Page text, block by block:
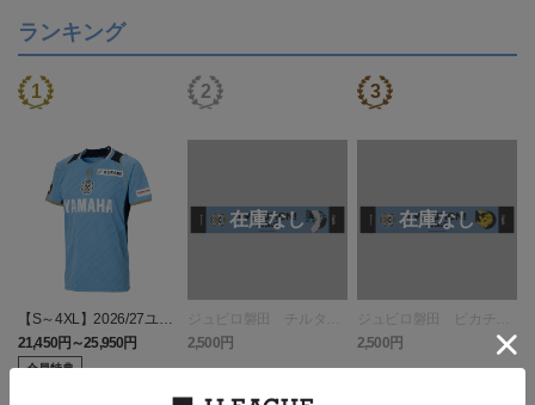
ランキング
【S～4XL】2026/27ユニ
フォーム オーセンティッ
クモデル:FP1st
21,450円～25,950円
会員特典
ジュビロ磐田 チルタリ
ス タオルマフラー
2,500円
ジュビロ磐田 ピカチュ
ウ タオルマフラー
2,500円